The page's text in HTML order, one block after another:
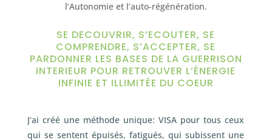
l’Autonomie et l’auto-régénération.
SE DECOUVRIR, S’ECOUTER, SE
COMPRENDRE, S’ACCEPTER, SE
PARDONNER LES BASES DE LA GUERRISON
INTERIEUR POUR RETROUVER L’ÉNERGIE
INFINIE ET ILLIMITÉE DU COEUR
J’ai créé une méthode unique: VISA pour tous ceux
qui se sentent épuisés, fatigués, qui subissent une